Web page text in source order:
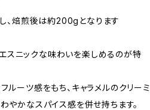
、焙煎後は約200gとなります
スニックな味わいを楽しめるのが特
ルーツ感をもち、キャラメルのクリーミ
やかなスパイス感を併せ持ちます。